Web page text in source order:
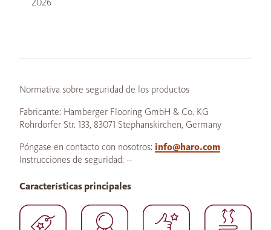
Normativa sobre seguridad de los productos
Fabricante: Hamberger Flooring GmbH & Co. KG
Rohrdorfer Str. 133, 83071 Stephanskirchen, Germany
Póngase en contacto con nosotros: info@haro.com
Instrucciones de seguridad: --
Características principales